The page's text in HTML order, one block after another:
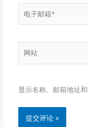
箱
站
显示名称、邮箱地址